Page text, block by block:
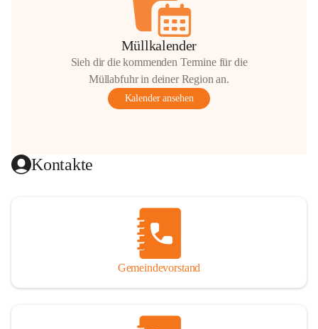
Müllkalender
Sieh dir die kommenden Termine für die
Müllabfuhr in deiner Region an.
Kalender ansehen
Kontakte
Gemeindevorstand